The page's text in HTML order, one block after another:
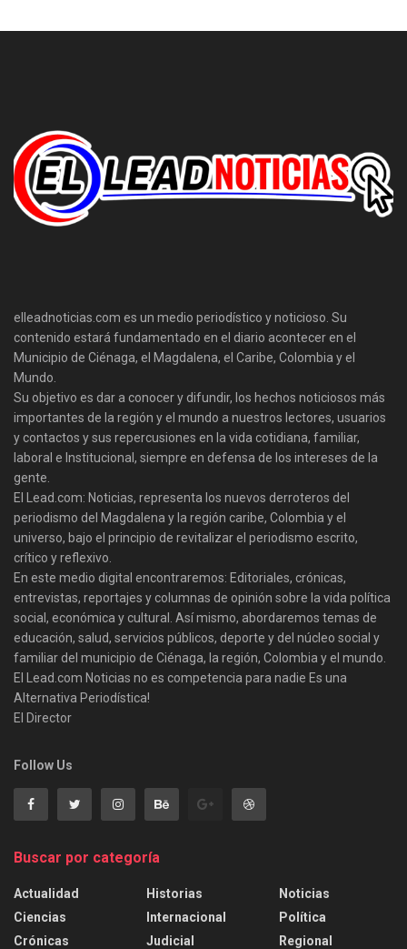
elleadnoticias.com es un medio periodístico y noticioso. Su
contenido estará fundamentado en el diario acontecer en el
Municipio de Ciénaga, el Magdalena, el Caribe, Colombia y el
Mundo.
Su objetivo es dar a conocer y difundir, los hechos noticiosos más
importantes de la región y el mundo a nuestros lectores, usuarios
y contactos y sus repercusiones en la vida cotidiana, familiar,
laboral e Institucional, siempre en defensa de los intereses de la
gente.
El Lead.com: Noticias, representa los nuevos derroteros del
periodismo del Magdalena y la región caribe, Colombia y el
universo, bajo el principio de revitalizar el periodismo escrito,
crítico y reflexivo.
En este medio digital encontraremos: Editoriales, crónicas,
entrevistas, reportajes y columnas de opinión sobre la vida política
social, económica y cultural. Así mismo, abordaremos temas de
educación, salud, servicios públicos, deporte y del núcleo social y
familiar del municipio de Ciénaga, la región, Colombia y el mundo.
El Lead.com Noticias no es competencia para nadie Es una
Alternativa Periodística!
El Director
Follow Us
Buscar por categoría
Actualidad
Ciencias
Crónicas
Historias
Internacional
Judicial
Noticias
Política
Regional